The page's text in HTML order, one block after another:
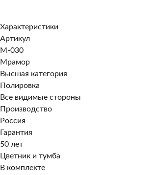
Характеристики
Артикул
M-030
Мрамор
Высшая категория
Полировка
Все видимые стороны
Производство
Россия
Гарантия
50 лет
Цветник и тумба
В комплекте